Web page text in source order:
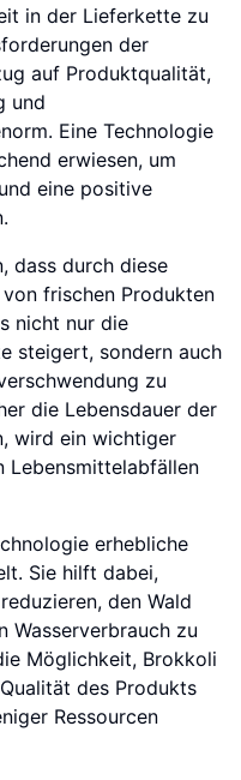
in der Lieferkette zu
der
auf Produktqualität,
und
Eine Technologie
erwiesen, um
eine positive
dass durch diese
frischen Produkten
nicht nur die
steigert, sondern auch
zu
die Lebensdauer der
wird ein wichtiger
Lebensmittelabfällen
erhebliche
Sie hilft dabei,
den Wald
Wasserverbrauch zu
Möglichkeit, Brokkoli
des Produkts
Ressourcen